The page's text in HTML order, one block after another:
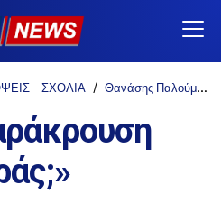
- ΣΧΟΛΙΑ Θανάσης Παλούμης